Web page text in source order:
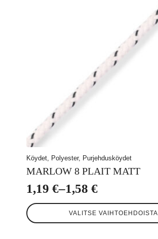
Köydet, Polyester, Purjehdusköydet
MARLOW 8 PLAIT MATT
1,19 €–1,58 €
Hintaluokka:
1,19 €
VALITSE VAIHTOEHDOISTA
Tällä
tuotteella